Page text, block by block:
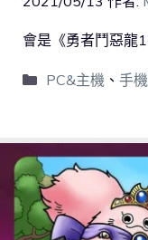
會是《勇者鬥惡龍
PC&主機、 手